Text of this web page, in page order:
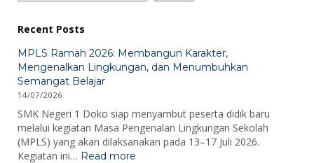
Recent Posts
MPLS Ramah 2026: Membangun Karakter,
Mengenalkan Lingkungan, dan Menumbuhkan
Semangat Belajar
14/07/2026
SMK Negeri 1 Doko siap menyambut peserta didik baru
melalui kegiatan Masa Pengenalan Lingkungan Sekolah
(MPLS) yang akan dilaksanakan pada 13–17 Juli 2026.
Kegiatan ini… Read more